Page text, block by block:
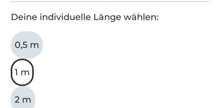
Deine individuelle Länge wählen:
0,5 m
1 m
2 m